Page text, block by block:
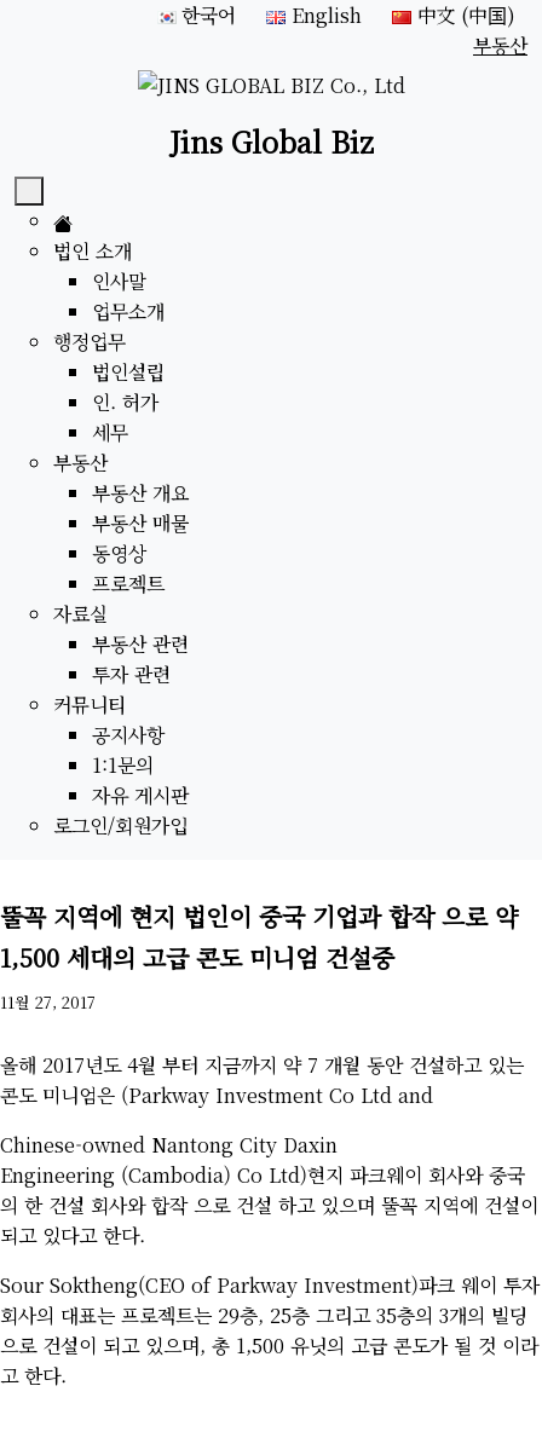
한국어 English
中文 (中国)
부동산
Jins Global Biz
법인 소개
인사말
업무소개
행정업무
법인설립
인. 허가
세무
부동산
부동산 개요
부동산 매물
동영상
프로젝트
자료실
부동산 관련
투자 관련
커뮤니티
공지사항
1:1문의
자유 게시판
로그인/회원가입
뚤꼭 지역에 현지 법인이 중국 기업과 합작 으로 약
1,500 세대의 고급 콘도 미니엄 건설중
11월 27, 2017
올해 2017년도 4월 부터 지금까지 약 7 개월 동안 건설하고 있는
콘도 미니엄은 (Parkway Investment Co Ltd and
Chinese-owned Nantong City Daxin
Engineering (Cambodia) Co Ltd)현지 파크웨이 회사와 중국
의 한 건설 회사와 합작 으로 건설 하고 있으며 뚤꼭 지역에 건설이
되고 있다고 한다.
Sour Soktheng(CEO of Parkway Investment)파크 웨이 투자
회사의 대표는 프로젝트는 29층, 25층 그리고 35층의 3개의 빌딩
으로 건설이 되고 있으며, 총 1,500 유닛의 고급 콘도가 될 것 이라
고 한다.